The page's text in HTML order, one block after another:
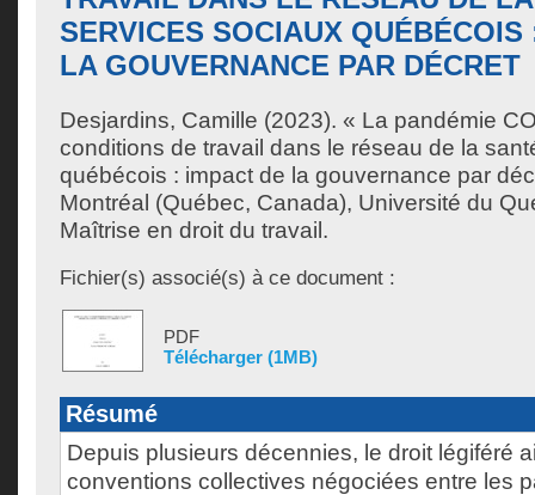
SERVICES SOCIAUX QUÉBÉCOIS
LA GOUVERNANCE PAR DÉCRET
Desjardins, Camille (2023). « La pandémie
conditions de travail dans le réseau de la
québécois : impact de la gouvernance par
Montréal (Québec, Canada), Université du
Maîtrise en droit du travail.
Fichier(s) associé(s) à ce document :
PDF
Télécharger (1MB)
Résumé
Depuis plusieurs décennies, le droit légiféré
conventions collectives négociées entre les